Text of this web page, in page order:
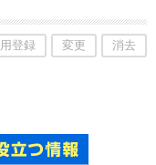
登録 変更 消去